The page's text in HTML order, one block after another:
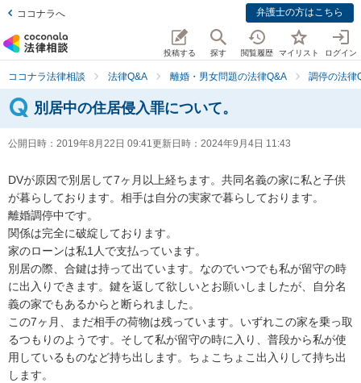
ココナラへ 弁護士の方はこちら
投稿する 探す 閲覧履歴 マイリスト ログイン
ココナラ法律相談 法律Q&A 離婚・男女問題の法律Q&A 調停の法律
別居中の住居侵入罪について。
公開日時： 2019年8月22日 09:41更新日時： 2024年9月4日 11:43
DVが原因で別居して7ヶ月以上経ちます。共同名義の家に私と子供
が暮らしております。相手は自分の実家で暮らしております。
離婚調停中です。
関係は完全に破綻しております。
家のローンは私1人で支払っています。
別居の際、合鍵は持って出ています。なのでいつでも私が留守の時
に出入りできます。鍵を返して欲しいとお願いしましたが、自分名
義の家でもあるからと断られました。
この7ヶ月、まだ相手の荷物は残っています。いずれこの家を乗っ取
るつもりのようです。そして私が留守の時に入り、普段から私が使
用しているものなど持ち出します。ちょこちょこ出入りして持ち出
します。